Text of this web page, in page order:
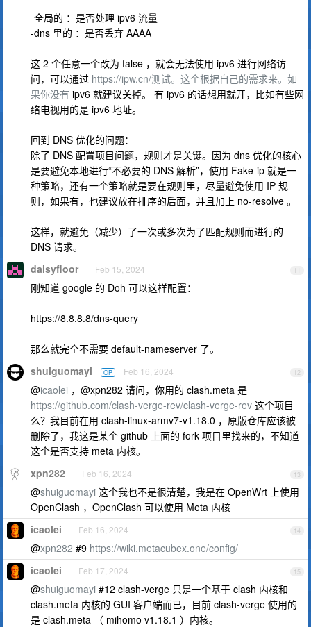
-全局的 ：是否处理 ipv6 流量
-dns 里的 ：是否丢弃 AAAA
这 2 个任意一个改为 false ，就会无法使用 ipv6 进行网络访
问，可以通过 https://ipw.cn/测试。这个根据自己的需求来。如
果你没有 ipv6 就建议关掉。 有 ipv6 的话想用就开，比如有些网
络电视用的是 ipv6 地址。
回到 DNS 优化的问题：
除了 DNS 配置项目问题，规则才是关键。因为 dns 优化的核心
是要避免本地进行“不必要的 DNS 解析”，使用 Fake-ip 就是一
种策略，还有一个策略就是要在规则里，尽量避免使用 IP 规
则，如果有，也建议放在排序的后面，并且加上 no-resolve 。
这样，就避免（减少）了一次或多次为了匹配规则而进行的
DNS 请求。
11
daisyfloor Feb 15, 2024
刚知道 google 的 Doh 可以这样配置：
https://8.8.8.8/dns-query
那么就完全不需要 default-nameserver 了。
12
shuiguomayi OP Feb 16, 2024
@icaolei ，@xpn282 请问，你用的 clash.meta 是
https://github.com/clash-verge-rev/clash-verge-rev 这个项目
么？我目前在用 clash-linux-armv7-v1.18.0 ，原版仓库应该被
删除了，我这是某个 github 上面的 fork 项目里找来的，不知道
这个是否支持 meta 内核。
13
xpn282 Feb 16, 2024
@shuiguomayi 这个我也不是很清楚，我是在 OpenWrt 上使用
OpenClash ，OpenClash 可以使用 Meta 内核
14
icaolei Feb 16, 2024
@xpn282 #9 https://wiki.metacubex.one/config/
15
icaolei Feb 17, 2024
@shuiguomayi #12 clash-verge 只是一个基于 clash 内核和
clash.meta 内核的 GUI 客户端而已，目前 clash-verge 使用的
是 clash.meta （ mihomo v1.18.1 ）内核。